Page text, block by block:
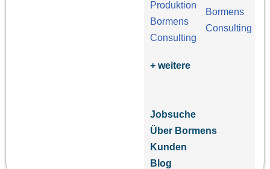
+ weitere
Jobsuche
Über Bormens
Kunden
Blog